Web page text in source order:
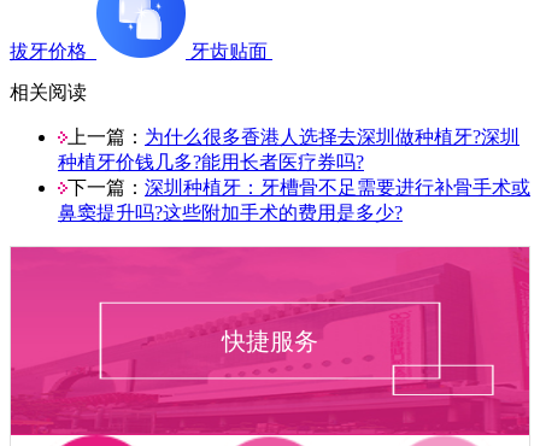
拔牙价格
牙齿贴面
相关阅读
上一篇： 为什么很多香港人选择去深圳做种植牙?深圳
种植牙价钱几多?能用长者医疗券吗?
下一篇： 深圳种植牙：牙槽骨不足需要进行补骨手术或
鼻窦提升吗?这些附加手术的费用是多少?
快捷服务